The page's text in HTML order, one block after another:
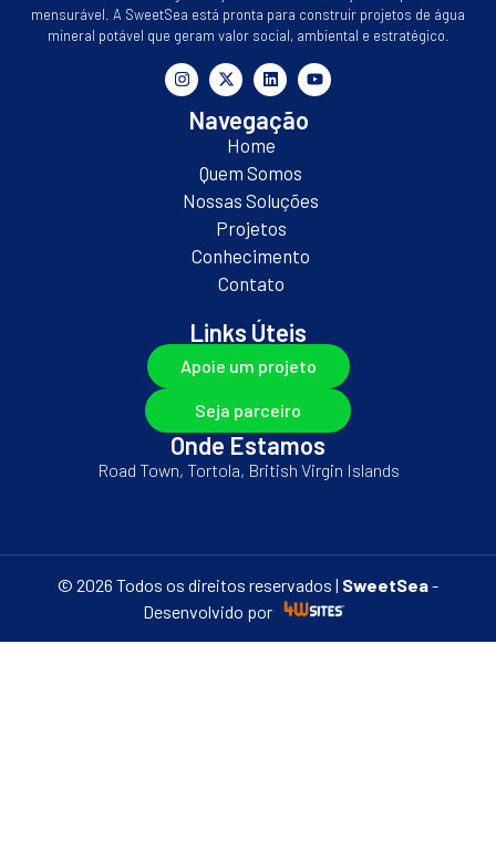
mensurável. A SweetSea está pronta para construir projetos de água
mineral potável que geram valor social, ambiental e estratégico.
Navegação
Home
Quem Somos
Nossas Soluções
Projetos
Conhecimento
Contato
Links Úteis
Apoie um projeto
Seja parceiro
Onde Estamos
Road Town, Tortola, British Virgin Islands
© 2026 Todos os direitos reservados | SweetSea-
Desenvolvido por